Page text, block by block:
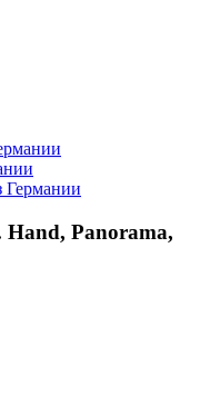
Германии
Hand, Panorama,